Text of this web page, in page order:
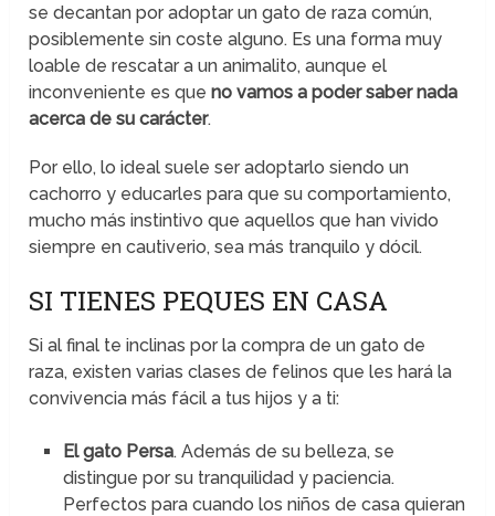
se decantan por adoptar un gato de raza común,
posiblemente sin coste alguno. Es una forma muy
loable de rescatar a un animalito, aunque el
inconveniente es queno vamos a poder saber nada
acerca de su carácter.
Por ello, lo ideal suele ser adoptarlo siendo un
cachorro y educarles para que su comportamiento,
mucho más instintivo que aquellos que han vivido
siempre en cautiverio, sea más tranquilo y dócil.
SI TIENES PEQUES EN CASA
Si al final te inclinas por la compra de un gato de
raza, existen varias clases de felinos que les hará la
convivencia más fácil a tus hijos y a ti:
El gato Persa. Además de su belleza, se
distingue por su tranquilidad y paciencia.
Perfectos para cuando los niños de casa quieran